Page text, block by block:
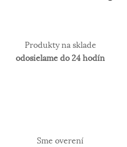
Produkty na sklade
odosielame do 24 hodín
Sme overení